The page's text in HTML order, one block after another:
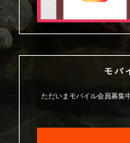
モバ
ただいまモバイル会員募集